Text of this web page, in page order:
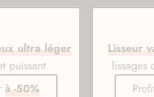
pour des
et souples
à -50%